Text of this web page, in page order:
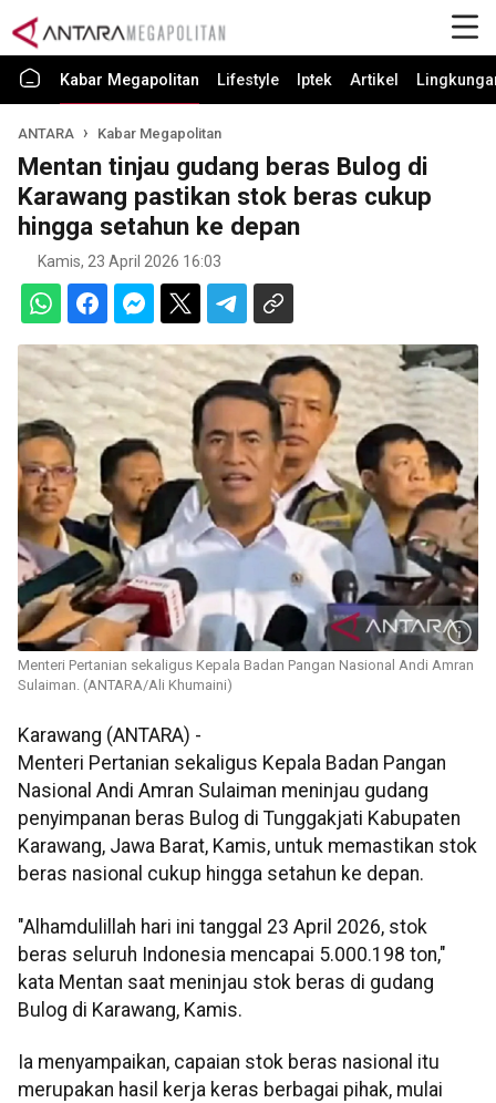
Kabar Megapolitan Lifestyle Iptek Artikel
ANTARA Kabar Megapolitan
Mentan tinjau gudang beras Bulog di
Karawang pastikan stok beras cukup
hingga setahun ke depan
Kamis, 23 April 2026 16:03
Menteri Pertanian sekaligus Kepala Badan Pangan Nasional Andi Amran
Sulaiman. (ANTARA/Ali Khumaini)
Karawang (ANTARA) -
Menteri Pertanian sekaligus Kepala Badan Pangan
Nasional Andi Amran Sulaiman meninjau gudang
penyimpanan beras Bulog di Tunggakjati Kabupaten
Karawang, Jawa Barat, Kamis, untuk memastikan stok
beras nasional cukup hingga setahun ke depan.
"Alhamdulillah hari ini tanggal 23 April 2026, stok
beras seluruh Indonesia mencapai 5.000.198 ton,"
kata Mentan saat meninjau stok beras di gudang
Bulog di Karawang, Kamis.
Ia menyampaikan, capaian stok beras nasional itu
merupakan hasil kerja keras berbagai pihak, mulai